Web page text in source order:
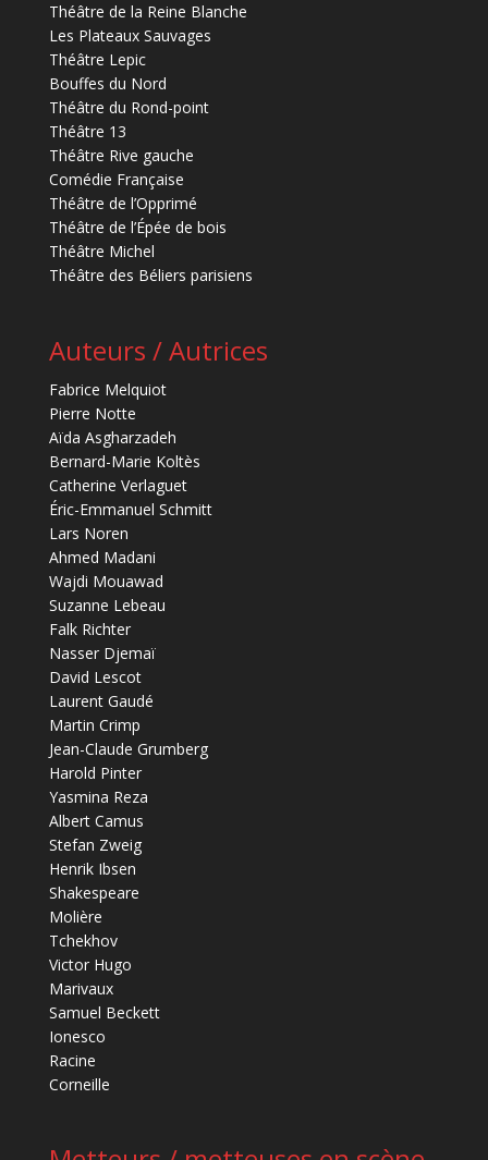
Théâtre de la Reine Blanche
Les Plateaux Sauvages
Théâtre Lepic
Bouffes du Nord
Théâtre du Rond-point
Théâtre 13
Théâtre Rive gauche
Comédie Française
Théâtre de l’Opprimé
Théâtre de l’Épée de bois
Théâtre Michel
Théâtre des Béliers parisiens
Auteurs / Autrices
Fabrice Melquiot
Pierre Notte
Aïda Asgharzadeh
Bernard-Marie Koltès
Catherine Verlaguet
Éric-Emmanuel Schmitt
Lars Noren
Ahmed Madani
Wajdi Mouawad
Suzanne Lebeau
Falk Richter
Nasser Djemaï
David Lescot
Laurent Gaudé
Martin Crimp
Jean-Claude Grumberg
Harold Pinter
Yasmina Reza
Albert Camus
Stefan Zweig
Henrik Ibsen
Shakespeare
Molière
Tchekhov
Victor Hugo
Marivaux
Samuel Beckett
Ionesco
Racine
Corneille